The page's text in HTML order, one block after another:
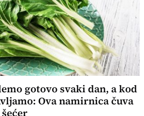
gotovo svaki dan, a kod
Ova namirnica čuva